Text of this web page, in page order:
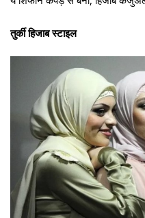
तुर्की हिजाब स्टाइल